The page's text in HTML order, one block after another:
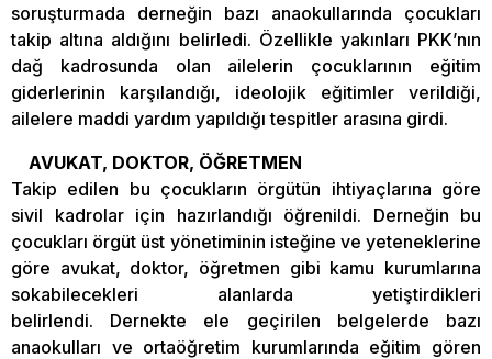
soruşturmada derneğin bazı anaokullarında çocukları
takip altına aldığını belirledi. Özellikle yakınları PKK’nın
dağ kadrosunda olan ailelerin çocuklarının eğitim
giderlerinin karşılandığı, ideolojik eğitimler verildiği,
ailelere maddi yardım yapıldığı tespitler arasına girdi.
AVUKAT, DOKTOR, ÖĞRETMEN
Takip edilen bu çocukların örgütün ihtiyaçlarına göre
sivil kadrolar için hazırlandığı öğrenildi. Derneğin bu
çocukları örgüt üst yönetiminin isteğine ve yeteneklerine
göre avukat, doktor, öğretmen gibi kamu kurumlarına
sokabilecekleri alanlarda yetiştirdikleri
belirlendi. Dernekte ele geçirilen belgelerde bazı
anaokulları ve ortaöğretim kurumlarında eğitim gören